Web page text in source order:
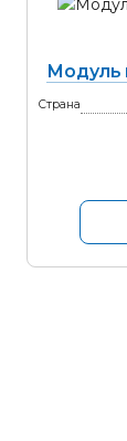
Модуль
Страна